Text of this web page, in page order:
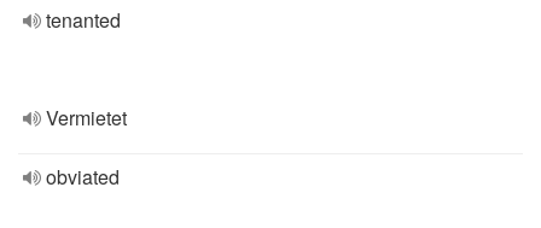
tenanted
Vermietet
obviated